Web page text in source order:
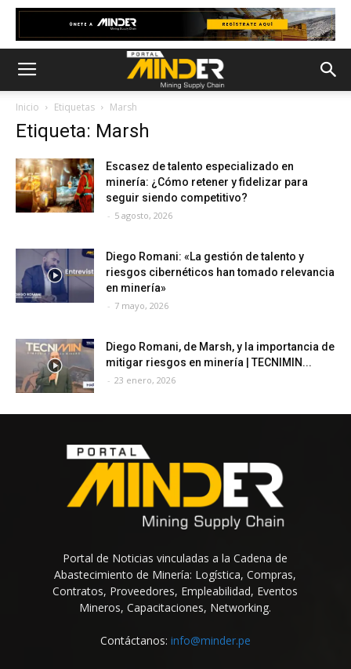
Inicio Etiquetas Marsh
Etiqueta: Marsh
Escasez de talento especializado en
minería: ¿Cómo retener y fidelizar para
seguir siendo competitivo?
- 5 agosto, 2026
Diego Romani: «La gestión de talento y
riesgos cibernéticos han tomado relevancia
en minería»
- 7 mayo, 2026
Diego Romani, de Marsh, y la importancia de
mitigar riesgos en minería | TECNIMIN...
- 23 enero, 2026
Portal de Noticias vinculadas a la Cadena de
Abastecimiento de Minería: Logística, Compras,
Contratos, Proveedores, Empleabilidad, Eventos
Mineros, Capacitaciones, Networking.
Contáctanos: info@minder.pe